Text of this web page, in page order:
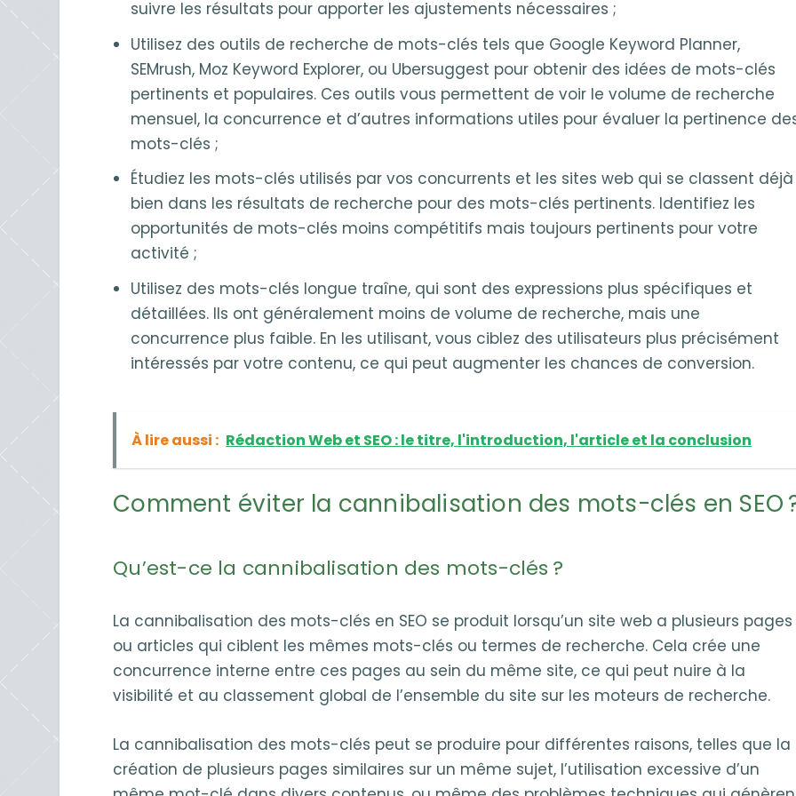
suivre les résultats pour apporter les ajustements nécessaires ;
Utilisez des outils de recherche de mots-clés tels que Google Keyword Planner,
SEMrush, Moz Keyword Explorer, ou Ubersuggest pour obtenir des idées de mots-clés
pertinents et populaires. Ces outils vous permettent de voir le volume de recherche
mensuel, la concurrence et d’autres informations utiles pour évaluer la pertinence
mots-clés ;
Étudiez les mots-clés utilisés par vos concurrents et les sites web qui se classent déjà
bien dans les résultats de recherche pour des mots-clés pertinents. Identifiez les
opportunités de mots-clés moins compétitifs mais toujours pertinents pour votre
activité ;
Utilisez des mots-clés longue traîne, qui sont des expressions plus spécifiques et
détaillées. Ils ont généralement moins de volume de recherche, mais une
concurrence plus faible. En les utilisant, vous ciblez des utilisateurs plus précisément
intéressés par votre contenu, ce qui peut augmenter les chances de conversion.
À lire aussi : Rédaction Web et SEO : le titre, l'introduction, l'article et la conclusion
Comment éviter la cannibalisation des mots-clés en SEO
Qu’est-ce la cannibalisation des mots-clés ?
La cannibalisation des mots-clés en SEO se produit lorsqu’un site web a plusieurs pages
ou articles qui ciblent les mêmes mots-clés ou termes de recherche. Cela crée une
concurrence interne entre ces pages au sein du même site, ce qui peut nuire à la
visibilité et au classement global de l’ensemble du site sur les moteurs de recherche.
La cannibalisation des mots-clés peut se produire pour différentes raisons, telles que la
création de plusieurs pages similaires sur un même sujet, l’utilisation excessive d’un